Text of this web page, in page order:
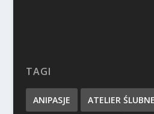
TAGI
ANIPASJE ATELIER